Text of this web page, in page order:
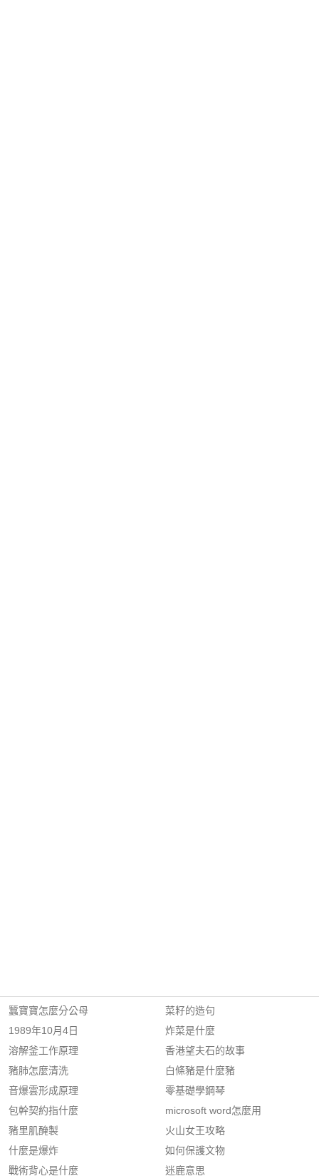
蠶寶寶怎麼分公母
1989年10月4日
溶解釜工作原理
豬肺怎麼清洗
音爆雲形成原理
包幹契約指什麼
豬里肌醃製
什麼是爆炸
戰術背心是什麼
菜籽的造句
炸菜是什麼
香港望夫石的故事
白條豬是什麼豬
零基礎學鋼琴
microsoft word怎麼用
火山女王攻略
如何保護文物
迷鹿意思